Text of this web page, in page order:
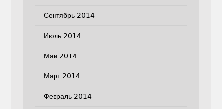
Сентябрь 2014
Июль 2014
Май 2014
Март 2014
Февраль 2014